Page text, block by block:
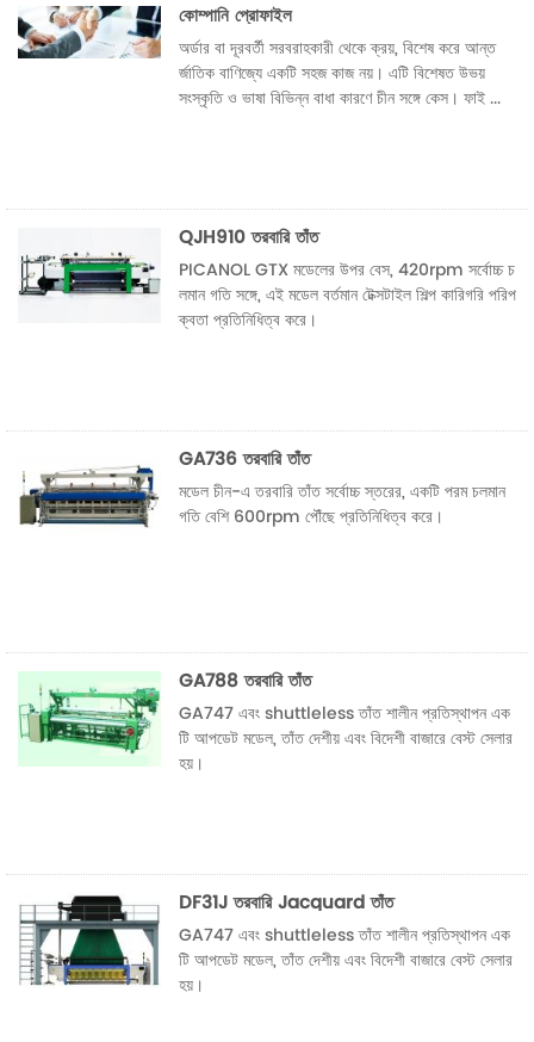
কোম্পানি প্রোফাইল
অর্ডার বা দূরবর্তী সরবরাহকারী থেকে ক্রয়, বিশেষ করে আন্ত
র্জাতিক বাণিজ্যে একটি সহজ কাজ নয়। এটি বিশেষত উভয়
সংস্কৃতি ও ভাষা বিভিন্ন বাধা কারণে চীন সঙ্গে কেস। ফাই ...
QJH910 তরবারি তাঁত
PICANOL GTX মডেলের উপর বেস, 420rpm সর্বোচ্চ চ
লমান গতি সঙ্গে, এই মডেল বর্তমান টেক্সটাইল শিল্প কারিগরি পরিপ
ক্বতা প্রতিনিধিত্ব করে।
GA736 তরবারি তাঁত
মডেল চীন-এ তরবারি তাঁত সর্বোচ্চ স্তরের, একটি পরম চলমান
গতি বেশি 600rpm পৌঁছে প্রতিনিধিত্ব করে।
GA788 তরবারি তাঁত
GA747 এবং shuttleless তাঁত শালীন প্রতিস্থাপন এক
টি আপডেট মডেল, তাঁত দেশীয় এবং বিদেশী বাজারে বেস্ট সেলার
হয়।
DF31J তরবারি Jacquard তাঁত
GA747 এবং shuttleless তাঁত শালীন প্রতিস্থাপন এক
টি আপডেট মডেল, তাঁত দেশীয় এবং বিদেশী বাজারে বেস্ট সেলার
হয়।